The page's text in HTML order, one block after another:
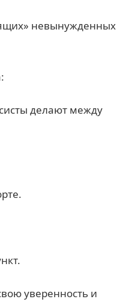
невынужденных
делают между
уверенность и